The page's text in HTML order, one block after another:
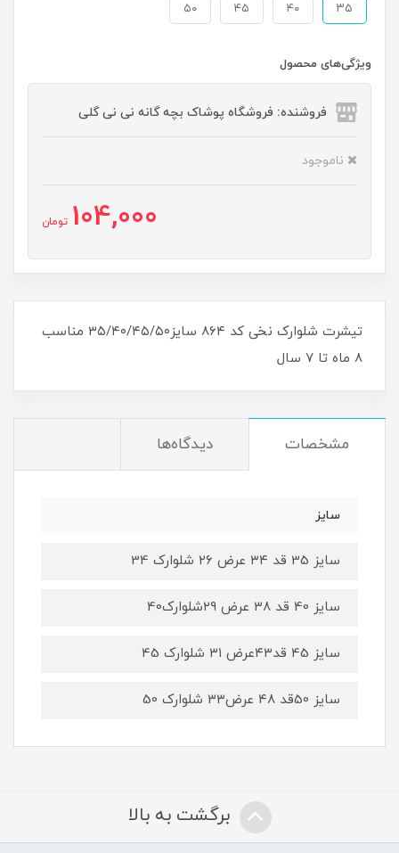
۳۵ ۴۰ ۴۵ ۵۰
ویژگی‌های محصول
فروشنده: فروشگاه پوشاک بچه گانه نی نی گلی
ناموجود
104,000 تومان
تیشرت شلوارک نخی کد ۸۶۴ سایز۳۵/۴۰/۴۵/۵۰ مناسب
۸ ماه تا ۷ سال
مشخصات دیدگاه‌ها
سایز
سایز 35 قد ۳۴ عرض ۲۶ شلوارک 34
سایز 40 قد ۳۸ عرض ۲۹شلوارک40
سایز 45 قد۴۳عرض ۳۱ شلوارک 45
سایز 50قد ۴۸ عرض۳۳ شلوارک 50
برگشت به بالا